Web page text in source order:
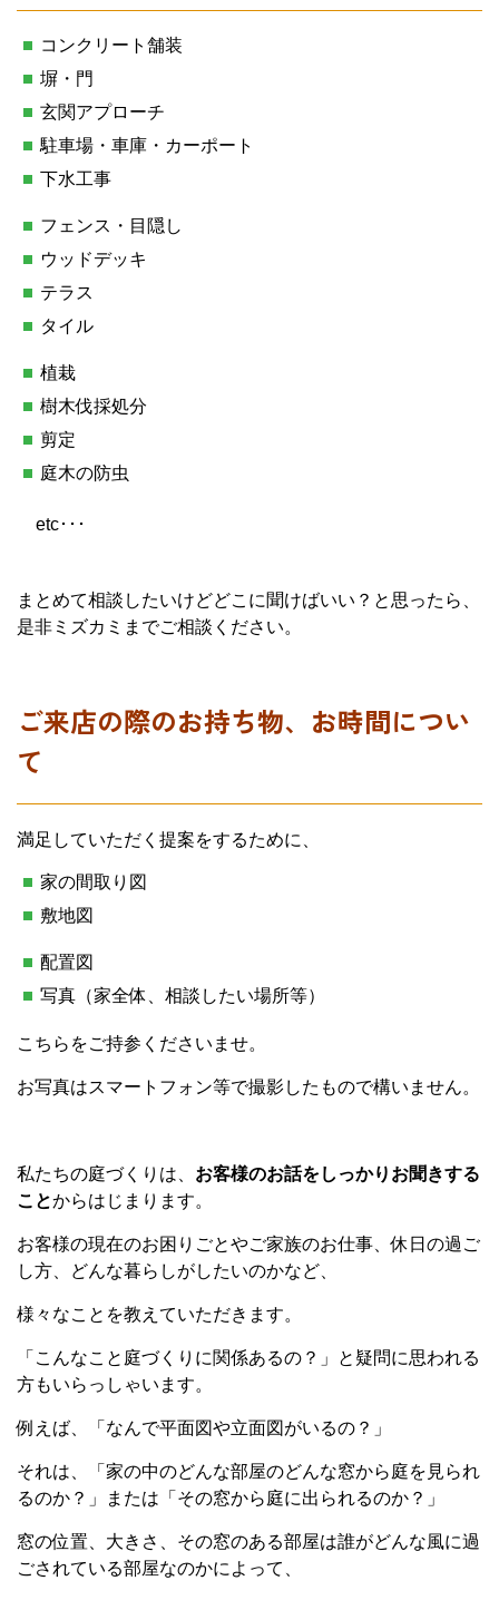
コンクリート舗装
塀・門
玄関アプローチ
駐車場・車庫・カーポート
下水工事
フェンス・目隠し
ウッドデッキ
テラス
タイル
植栽
樹木伐採処分
剪定
庭木の防虫
etc･･･
まとめて相談したいけどどこに聞けばいい？と思ったら、
是非ミズカミまでご相談ください。
ご来店の際のお持ち物、お時間につい
て
満足していただく提案をするために、
家の間取り図
敷地図
配置図
写真（家全体、相談したい場所等）
こちらをご持参くださいませ。
お写真はスマートフォン等で撮影したもので構いません。
私たちの庭づくりは、 お客様のお話をしっかりお聞きする
ことからはじまります。
お客様の現在のお困りごとやご家族のお仕事、休日の過ご
し方、どんな暮らしがしたいのかなど、
様々なことを教えていただきます。
「こんなこと庭づくりに関係あるの？」と疑問に思われる
方もいらっしゃいます。
例えば、「なんで平面図や立面図がいるの？」
それは、「家の中のどんな部屋のどんな窓から庭を見られ
るのか？」または「その窓から庭に出られるのか？」
窓の位置、大きさ、その窓のある部屋は誰がどんな風に過
ごされている部屋なのかによって、